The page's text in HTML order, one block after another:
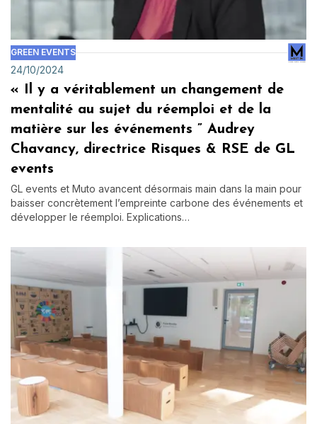
GREEN EVENTS
24/10/2024
« Il y a véritablement un changement de
mentalité au sujet du réemploi et de la
matière sur les événements ” Audrey
Chavancy, directrice Risques & RSE de GL
events
GL events et Muto avancent désormais main dans la main pour
baisser concrètement l’empreinte carbone des événements et
développer le réemploi. Explications…